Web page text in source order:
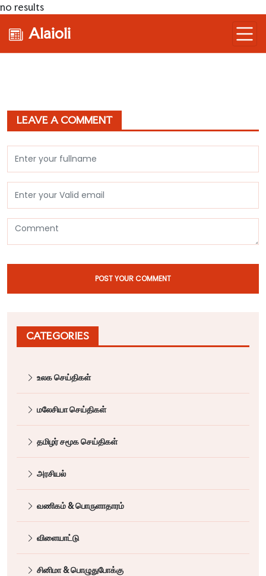
no results
Alaioli
LEAVE A COMMENT
POST YOUR COMMENT
CATEGORIES
உலக செய்திகள்
மலேசியா செய்திகள்
தமிழர் சமூக செய்திகள்
அரசியல்
வணிகம் & பொருளாதாரம்
விளையாட்டு
சினிமா & பொழுதுபோக்கு